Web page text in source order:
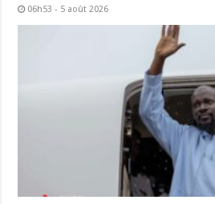
06h53 - 5 août 2026